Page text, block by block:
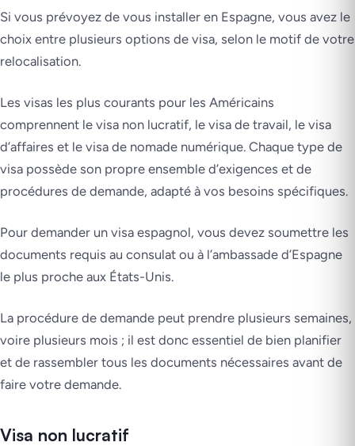
Si vous prévoyez de vous installer en Espagne, vous avez le
choix entre plusieurs options de visa, selon le motif de votre
relocalisation.
Les visas les plus courants pour les Américains
comprennent le visa non lucratif, le visa de travail, le visa
d’affaires et le visa de nomade numérique. Chaque type de
visa possède son propre ensemble d’exigences et de
procédures de demande, adapté à vos besoins spécifiques.
Pour demander un visa espagnol, vous devez soumettre les
documents requis au consulat ou à l’ambassade d’Espagne
le plus proche aux États-Unis.
La procédure de demande peut prendre plusieurs semaines,
voire plusieurs mois ; il est donc essentiel de bien planifier
et de rassembler tous les documents nécessaires avant de
faire votre demande.
Visa non lucratif